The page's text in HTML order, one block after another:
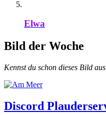
Elwa
Bild der Woche
Kennst du schon dieses Bild
Discord